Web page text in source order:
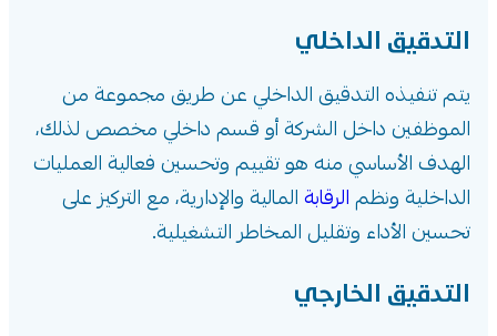
التدقيق الداخلي
يتم تنفيذه التدقيق الداخلي عن طريق مجموعة من
الموظفين داخل الشركة أو قسم داخلي مخصص لذلك،
الهدف الأساسي منه هو تقييم وتحسين فعالية العمليات
الداخلية ونظم الرقابة المالية والإدارية، مع التركيز على
تحسين الأداء وتقليل المخاطر التشغيلية.
التدقيق الخارجي